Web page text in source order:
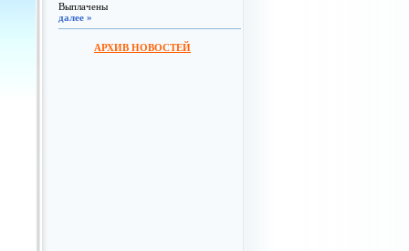
Выплачены
далее »
АРХИВ НОВОСТЕЙ